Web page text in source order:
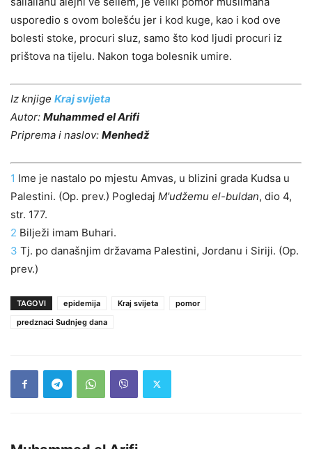
usporedio s ovom bolešću jer i kod kuge, kao i kod ove
bolesti stoke, procuri sluz, samo što kod ljudi procuri iz
prištova na tijelu. Nakon toga bolesnik umire.
Iz knjige Kraj svijeta
Autor: Muhammed el Arifi
Priprema i naslov: Menhedž
1 Ime je nastalo po mjestu Amvas, u blizini grada Kudsa u
Palestini. (Op. prev.) Pogledaj M'udžemu el-buldan, dio 4,
str. 177.
2 Bilježi imam Buhari.
3 Tj. po današnjim državama Palestini, Jordanu i Siriji. (Op.
prev.)
TAGOVI epidemija Kraj svijeta
pomor
predznaci Sudnjeg dana